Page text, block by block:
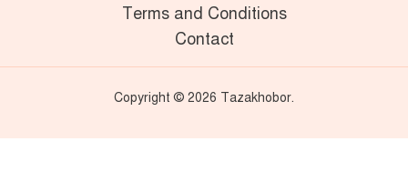
Terms and Conditions
Contact
Copyright © 2026 Tazakhobor.